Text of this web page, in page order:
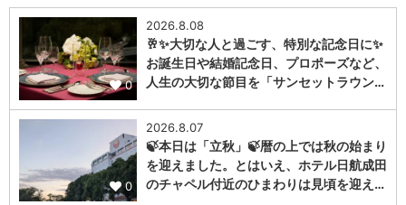
0
2026.8.08
🥂✨大切な人と過ごす、特別な記念日に✨
お誕生日や結婚記念日、プロポーズなど、
人生の大切な節目を「サンセットラウン…
0
2026.8.07
🍃本日は「立秋」🍃暦の上では秋の始まり
を迎えました。とはいえ、ホテル日航成田
のチャペル付近のひまわりは見頃を迎え…